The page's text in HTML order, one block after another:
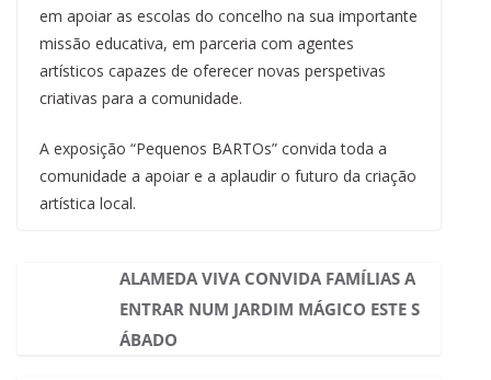
em apoiar as escolas do concelho na sua importante
missão educativa, em parceria com agentes
artísticos capazes de oferecer novas perspetivas
criativas para a comunidade.
A exposição “Pequenos BARTOs” convida toda a
comunidade a apoiar e a aplaudir o futuro da criação
artística local.
ALAMEDA VIVA CONVIDA FAMÍLIAS A
ENTRAR NUM JARDIM MÁGICO ESTE S
ÁBADO